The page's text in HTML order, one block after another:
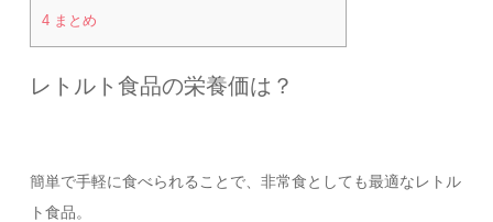
4 まとめ
レトルト食品の栄養価は？
簡単で手軽に食べられることで、非常食としても最適なレトル
ト食品。